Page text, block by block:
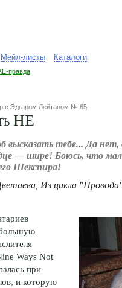
Мейл-листы Каталоги
правда
с Эдгаром Лейтаном № 65
НЕ
высказать тебе... Да
— шире! Боюсь, что
Шекспира!
Из цикла
Ways Not
при
и которую